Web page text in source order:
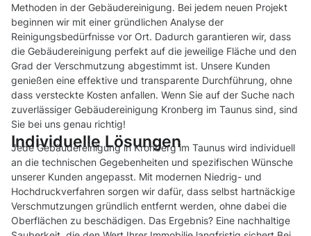
Methoden in der Gebäudereinigung. Bei jedem neuen Projekt
beginnen wir mit einer gründlichen Analyse der
Reinigungsbedürfnisse vor Ort. Dadurch garantieren wir, dass
die Gebäudereinigung perfekt auf die jeweilige Fläche und den
Grad der Verschmutzung abgestimmt ist. Unsere Kunden
genießen eine effektive und transparente Durchführung, ohne
dass versteckte Kosten anfallen. Wenn Sie auf der Suche nach
zuverlässiger Gebäudereinigung Kronberg im Taunus sind, sind
Sie bei uns genau richtig!
Individuelle Lösungen
Jede Gebäudereinigung in Kronberg im Taunus wird individuell
an die technischen Gegebenheiten und spezifischen Wünsche
unserer Kunden angepasst. Mit modernen Niedrig- und
Hochdruckverfahren sorgen wir dafür, dass selbst hartnäckige
Verschmutzungen gründlich entfernt werden, ohne dabei die
Oberflächen zu beschädigen. Das Ergebnis? Eine nachhaltige